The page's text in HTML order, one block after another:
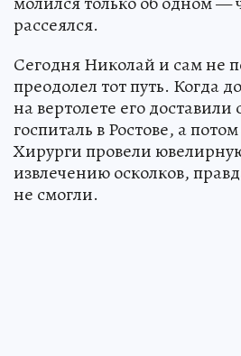
рассеялся.
Сегодня Николай и сам не
преодолел тот путь. Когда
на вертолете его доставили
госпиталь в Ростове, а
Хирурги провели
извлечению осколков,
не смогли.